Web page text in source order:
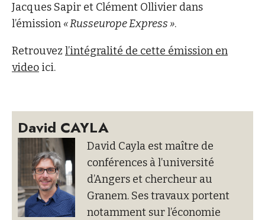
Jacques Sapir et Clément Ollivier dans
l’émission « Russeurope Express ».
Retrouvez l’intégralité de cette émission en
video ici.
David CAYLA
David Cayla est maître de
conférences à l’université
d’Angers et chercheur au
Granem. Ses travaux portent
notamment sur l’économie